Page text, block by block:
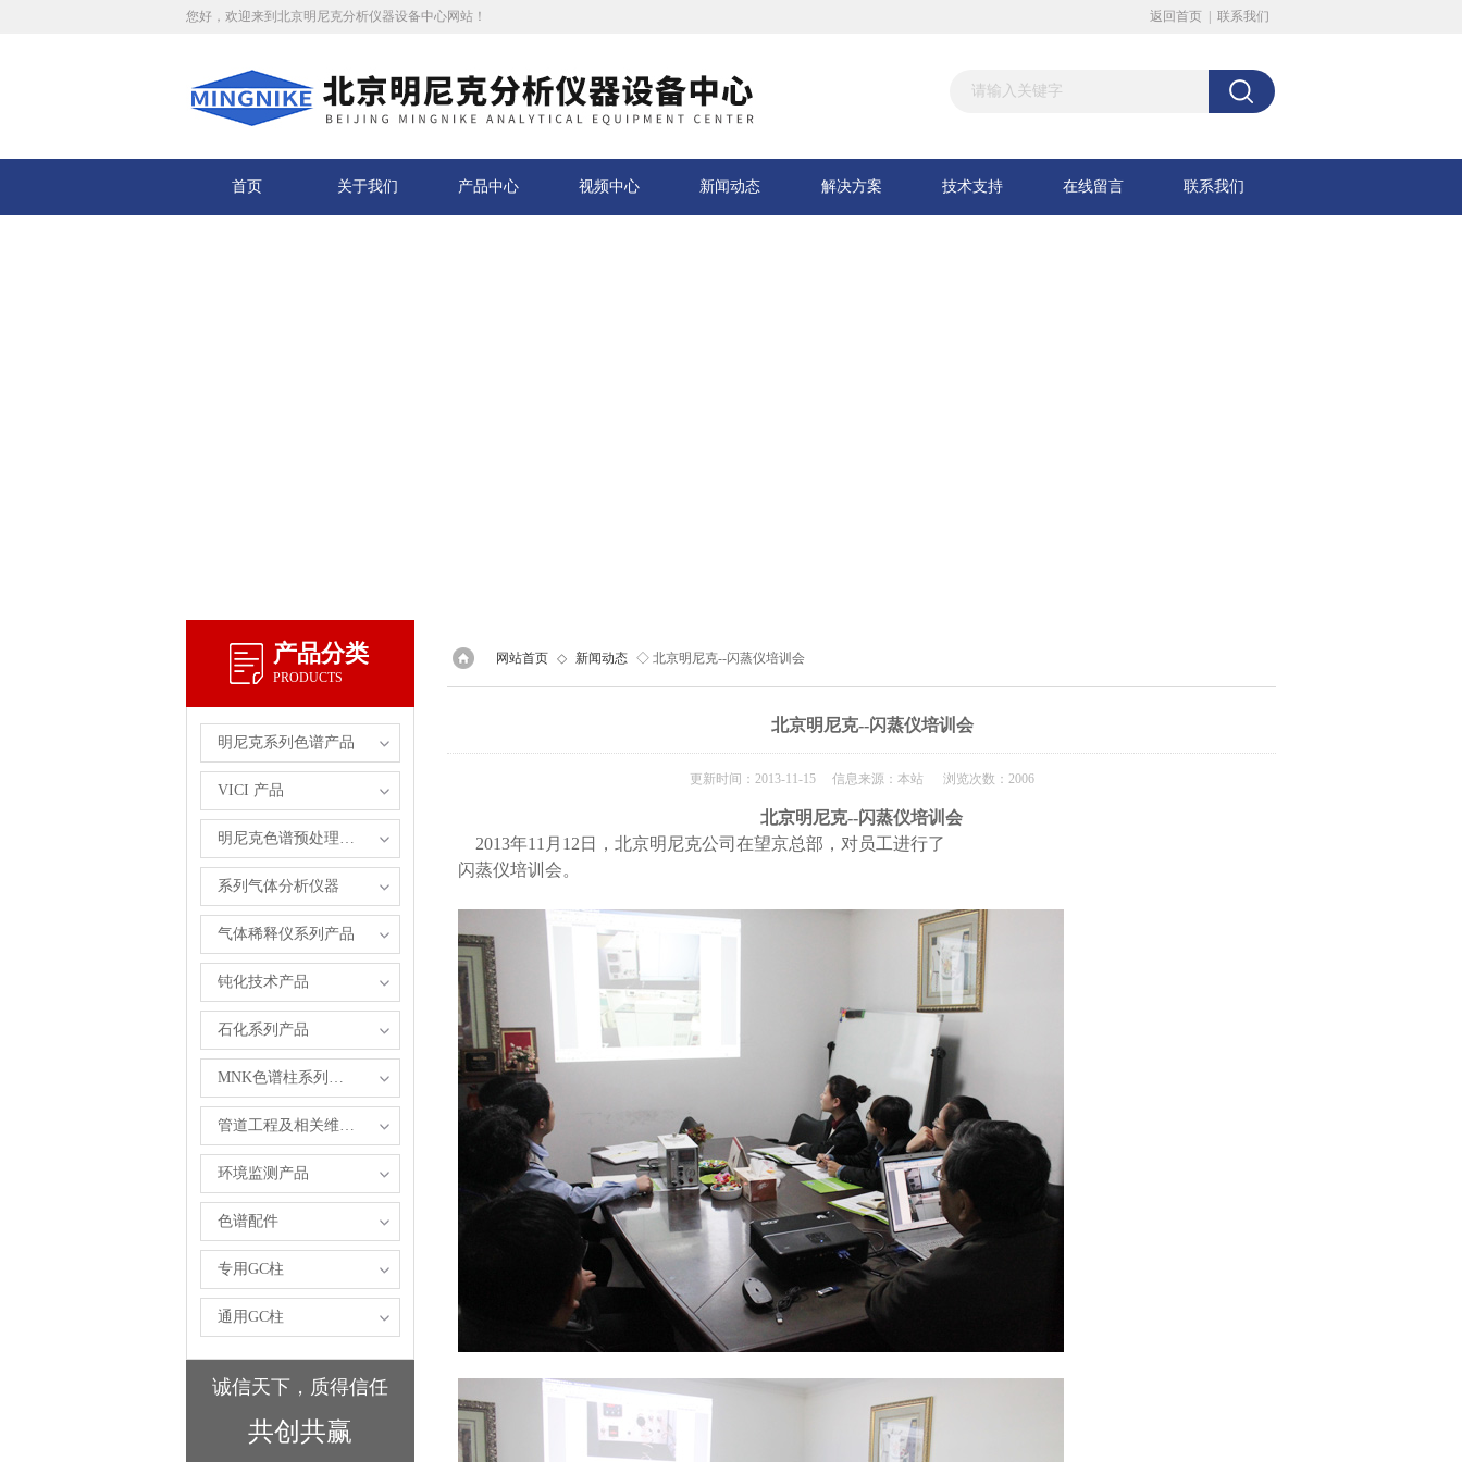
您好，欢迎来到北京明尼克分析仪器设备中心网站！ 返回首页 联系我们
首页 关于我们 产品中心 视频中心 新闻动态 解决方案 技术支持 在线留言 联系我们
产品分类
PRODUCTS
明尼克系列色谱产品
VICI 产品
明尼克色谱预处理自主产品
系列气体分析仪器
气体稀释仪系列产品
钝化技术产品
石化系列产品
MNK色谱柱系列产品
管道工程及相关维修服务
环境监测产品
色谱配件
专用GC柱
通用GC柱
诚信天下，质得信任
共创共赢
网站首页 ◇ 新闻动态 ◇ 北京明尼克--闪蒸仪培训会
北京明尼克--闪蒸仪培训会
更新时间：2013-11-15 信息来源：本站 浏览次数：2006
北京明尼克--闪蒸仪培训会
2013年11月12日，北京明尼克公司在望京总部，对员工进行了
闪蒸仪培训会。